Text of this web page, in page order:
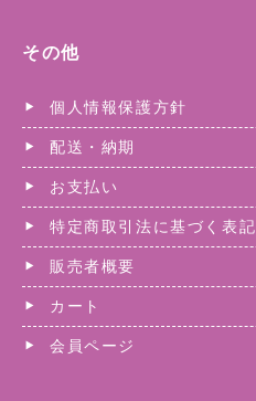
その他
個人情報保護方針
配送・納期
お支払い
特定商取引法に基づく表記
販売者概要
カート
会員ページ